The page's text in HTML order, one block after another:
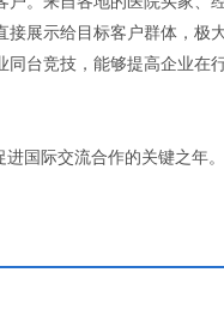
接展示给目标客户群体，极
同台竞技，能够提高企业在
国际交流合作的关键之年。